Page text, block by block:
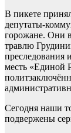
В пикете
депутаты-
горожане. Они
травлю
преследования
месть «Единой
Сегодня наши
подвержены